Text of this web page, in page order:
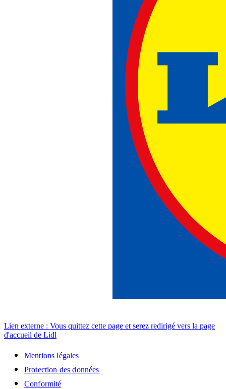
Lien externe : Vous quittez cette page et serez redirigé vers la page
d'accueil de Lidl
Mentions légales
Protection des données
Conformité